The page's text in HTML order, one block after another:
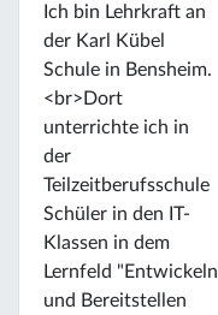
Ich bin Lehrkraft an
der Karl Kübel
Schule in Bensheim.
<br>Dort
unterrichte ich in
der
Teilzeitberufsschule
Schüler in den IT-
Klassen in dem
Lernfeld "Entwickeln
und Bereitstellen